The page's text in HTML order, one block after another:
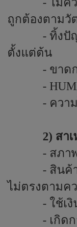
ถูกต้องตามวั
- ทิ้งปั
ตั้งแต่ต้น
- ขาด
-
- ควา
2) สา
- สภา
- สินค้
ไม่ตรงตามค
- ใช้เ
- เกิด